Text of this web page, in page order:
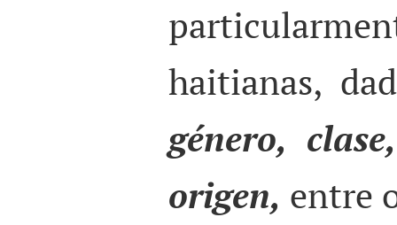
haitianas,
género,
origen, entre